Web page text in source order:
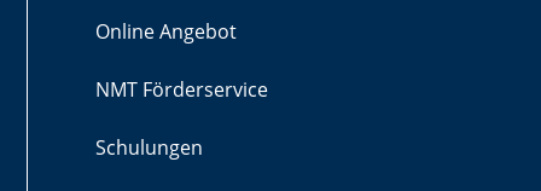
Online Angebot
NMT Förderservice
Schulungen